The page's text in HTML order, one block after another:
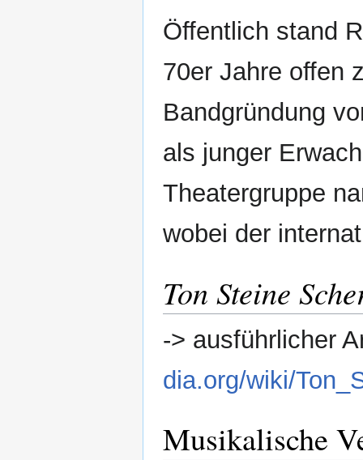
Öffentlich stand
70er Jahre offen
Bandgründung
als junger
Theatergruppe
wobei der
Ton Steine
-> ausführlicher
dia.org/wiki/
Musikalische